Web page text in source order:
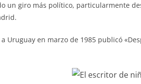
un giro más político, particularmente
Uruguay en marzo de 1985 publicó